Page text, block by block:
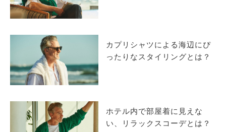
カプリシャツによる海辺にぴ
ったりなスタイリングとは？
ホテル内で部屋着に見えな
い、リラックスコーデとは？
ABOUT SITE
サイトマップ